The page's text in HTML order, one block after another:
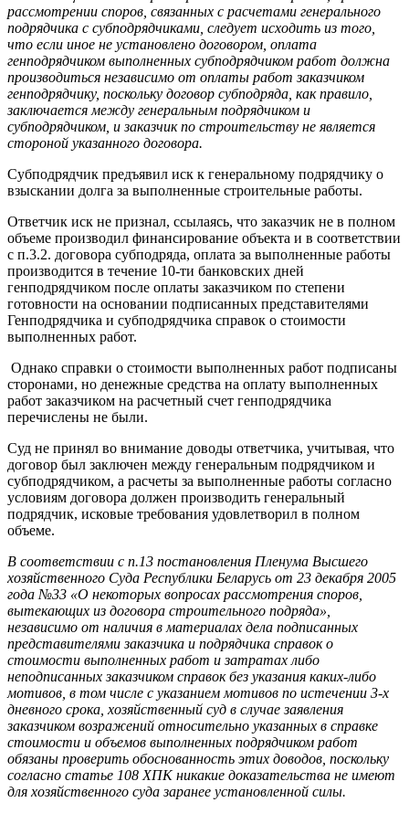
рассмотрении споров, связанных с расчетами генерального
подрядчика с субподрядчиками, следует исходить из того,
что если иное не установлено договором, оплата
генподрядчиком выполненных субподрядчиком работ должна
производиться независимо от оплаты работ заказчиком
генподрядчику, поскольку договор субподряда, как правило,
заключается между генеральным подрядчиком и
субподрядчиком, и заказчик по строительству не является
стороной указанного договора.
Субподрядчик предъявил иск к генеральному подрядчику о
взыскании долга за выполненные строительные работы.
Ответчик иск не признал, ссылаясь, что заказчик не в полном
объеме производил финансирование объекта и в соответствии
с п.3.2. договора субподряда, оплата за выполненные работы
производится в течение 10-ти банковских дней
генподрядчиком после оплаты заказчиком по степени
готовности на основании подписанных представителями
Генподрядчика и субподрядчика справок о стоимости
выполненных работ.
Однако справки о стоимости выполненных работ подписаны
сторонами, но денежные средства на оплату выполненных
работ заказчиком на расчетный счет генподрядчика
перечислены не были.
Суд не принял во внимание доводы ответчика, учитывая, что
договор был заключен между генеральным подрядчиком и
субподрядчиком, а расчеты за выполненные работы согласно
условиям договора должен производить генеральный
подрядчик, исковые требования удовлетворил в полном
объеме.
В соответствии с п.13 постановления Пленума Высшего
хозяйственного Суда Республики Беларусь от 23 декабря 2005
года №33 «О некоторых вопросах рассмотрения споров,
вытекающих из договора строительного подряда»,
независимо от наличия в материалах дела подписанных
представителями заказчика и подрядчика справок о
стоимости выполненных работ и затратах либо
неподписанных заказчиком справок без указания каких-либо
мотивов, в том числе с указанием мотивов по истечении 3-х
дневного срока, хозяйственный суд в случае заявления
заказчиком возражений относительно указанных в справке
стоимости и объемов выполненных подрядчиком работ
обязаны проверить обоснованность этих доводов, поскольку
согласно статье 108 ХПК никакие доказательства не имеют
для хозяйственного суда заранее установленной силы.